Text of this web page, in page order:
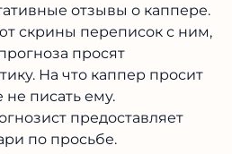
отзывы о каппере.
скрины переписок с ним,
просят
На что каппер просит
не писать ему.
предоставляет
по просьбе.